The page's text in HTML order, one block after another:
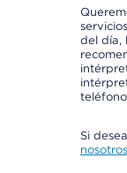
del día,
Si
nosotros